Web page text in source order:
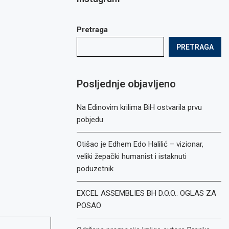
Pretraga
PRETRAGA
Posljednje objavljeno
Na Edinovim krilima BiH ostvarila prvu
pobjedu
Otišao je Edhem Edo Halilić – vizionar,
veliki žepački humanist i istaknuti
poduzetnik
EXCEL ASSEMBLIES BH D.O.O.: OGLAS ZA
POSAO